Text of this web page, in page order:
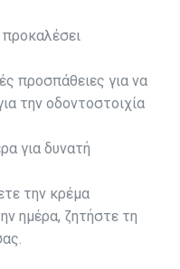
προσπάθειες για να
την οδοντοστοιχία
για δυνατή
την κρέμα
ημέρα, ζητήστε τη